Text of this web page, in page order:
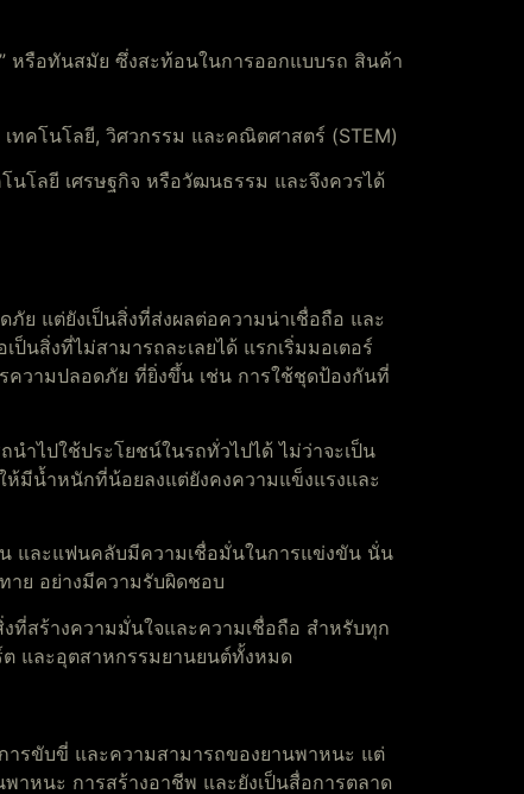
หรือทันสมัย ซึ่งสะท้อนในการออกแบบรถ สินค้า
ทคโนโลยี, วิศวกรรม และคณิตศาสตร์ (STEM)
นโลยี เศรษฐกิจ หรือวัฒนธรรม และจึงควรได้
ย แต่ยังเป็นสิ่งที่ส่งผลต่อความน่าเชื่อถือ และ
นสิ่งที่ไม่สามารถละเลยได้ แรกเริ่มมอเตอร์
ความปลอดภัย ที่ยิ่งขึ้น เช่น การใช้ชุดป้องกันที่
นำไปใช้ประโยชน์ในรถทั่วไปได้ ไม่ว่าจะเป็น
มีน้ำหนักที่น้อยลงแต่ยังคงความแข็งแรงและ
และแฟนคลับมีความเชื่อมั่นในการแข่งขัน นั่น
าย อย่างมีความรับผิดชอบ
ที่สร้างความมั่นใจและความเชื่อถือ สำหรับทุก
และอุตสาหกรรมยานยนต์ทั้งหมด
ารขับขี่ และความสามารถของยานพาหนะ แต่
หนะ การสร้างอาชีพ และยังเป็นสื่อการตลาด